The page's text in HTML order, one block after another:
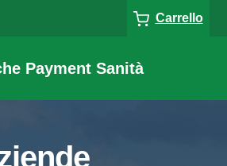
Carrello
Payment Sanità